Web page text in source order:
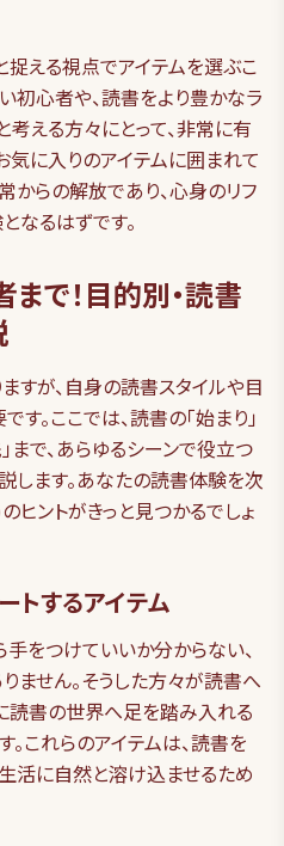
捉える視点でアイテムを選ぶこ
初心者や、読書をより豊かなラ
える方々にとって、非常に有
気に入りのアイテムに囲まれて
からの解放であり、心身のリフ
なるはずです。
で！目的別・読書
すが、自身の読書スタイルや目
。ここでは、読書の「始まり」
」まで、あらゆるシーンで役立つ
します。あなたの読書体験を次
ヒントがきっと見つかるでしょ
トするアイテム
をつけていいか分からない、
ません。そうした方々が読書へ
読書の世界へ足を踏み入れる
これらのアイテムは、読書を
活に自然と溶け込ませるため